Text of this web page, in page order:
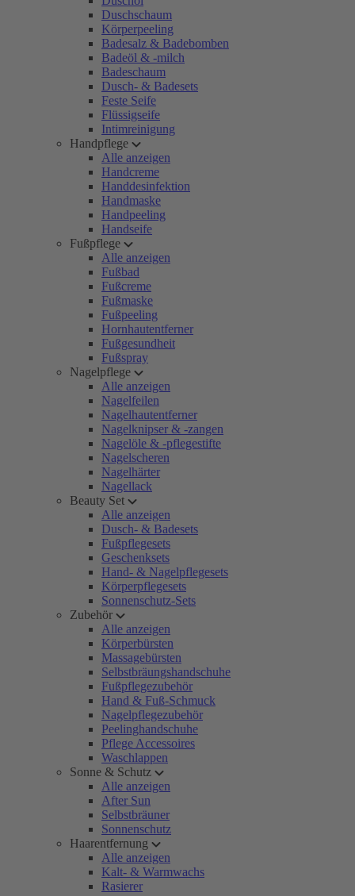
Duschschaum
Körperpeeling
Badesalz & Badebomben
Badeöl & -milch
Badeschaum
Dusch- & Badesets
Feste Seife
Flüssigseife
Intimreinigung
Handpflege
Alle anzeigen
Handcreme
Handdesinfektion
Handmaske
Handpeeling
Handseife
Fußpflege
Alle anzeigen
Fußbad
Fußcreme
Fußmaske
Fußpeeling
Hornhautentferner
Fußgesundheit
Fußspray
Nagelpflege
Alle anzeigen
Nagelfeilen
Nagelhautentferner
Nagelknipser & -zangen
Nagelöle & -pflegestifte
Nagelscheren
Nagelhärter
Nagellack
Beauty Set
Alle anzeigen
Dusch- & Badesets
Fußpflegesets
Geschenksets
Hand- & Nagelpflegesets
Körperpflegesets
Sonnenschutz-Sets
Zubehör
Alle anzeigen
Körperbürsten
Massagebürsten
Selbstbräungshandschuhe
Fußpflegezubehör
Hand & Fuß-Schmuck
Nagelpflegezubehör
Peelinghandschuhe
Pflege Accessoires
Waschlappen
Sonne & Schutz
Alle anzeigen
After Sun
Selbstbräuner
Sonnenschutz
Haarentfernung
Alle anzeigen
Kalt- & Warmwachs
Rasierer